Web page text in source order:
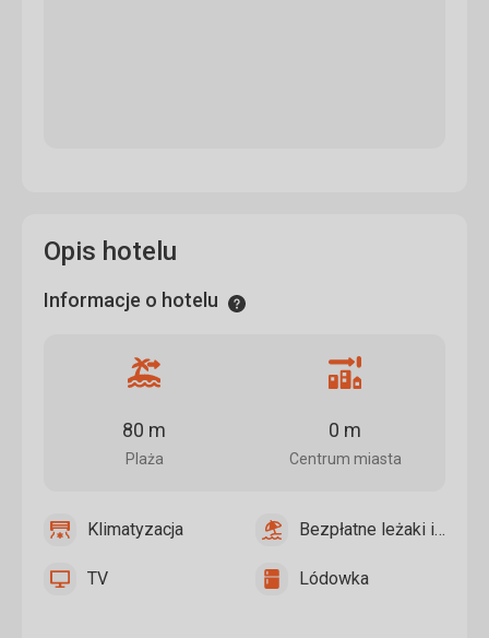
Opis hotelu
Informacje o hotelu Informacje
Odległość
plaży
Plaża
80 m
Odległość
centrum
Centrum miasta
0 m
Klimatyzacja
Klimatyzacja
tak
Bezpłatne
i
Bezpłatne leżaki i
tak
TV TV
tak LódowkaLódowka
tak